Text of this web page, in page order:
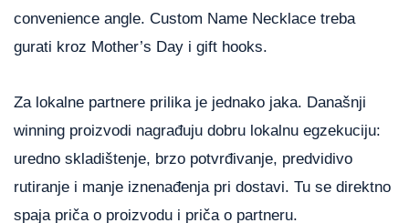
convenience angle. Custom Name Necklace treba
gurati kroz Mother’s Day i gift hooks.
Za lokalne partnere prilika je jednako jaka. Današnji
winning proizvodi nagrađuju dobru lokalnu egzekuciju:
uredno skladištenje, brzo potvrđivanje, predvidivo
rutiranje i manje iznenađenja pri dostavi. Tu se direktno
spaja priča o proizvodu i priča o partneru.